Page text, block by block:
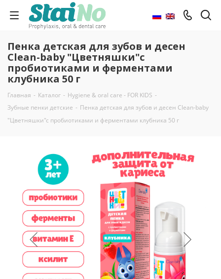
Пенка детская для зубов и десен
Clean-baby "Цветняшки"с
пробиотиками и ферментами
клубника 50 г
Главная - Каталог - Hygiene & oral care - FOR KIDS -
Зубные пенки детские - Пенка детская для зубов и десен Clean-baby
"Цветняшки"с пробиотиками и ферментами клубника 50 г